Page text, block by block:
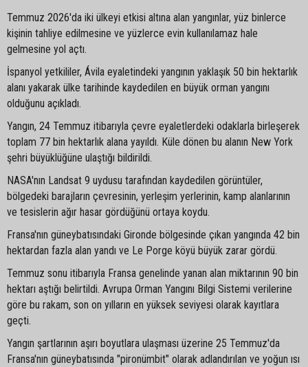
Temmuz 2026'da iki ülkeyi etkisi altına alan yangınlar, yüz binlerce
kişinin tahliye edilmesine ve yüzlerce evin kullanılamaz hale
gelmesine yol açtı.
İspanyol yetkililer, Ávila eyaletindeki yangının yaklaşık 50 bin hektarlık
alanı yakarak ülke tarihinde kaydedilen en büyük orman yangını
olduğunu açıkladı.
Yangın, 24 Temmuz itibarıyla çevre eyaletlerdeki odaklarla birleşerek
toplam 77 bin hektarlık alana yayıldı. Küle dönen bu alanın New York
şehri büyüklüğüne ulaştığı bildirildi.
NASA'nın Landsat 9 uydusu tarafından kaydedilen görüntüler,
bölgedeki barajların çevresinin, yerleşim yerlerinin, kamp alanlarının
ve tesislerin ağır hasar gördüğünü ortaya koydu.
Fransa'nın güneybatısındaki Gironde bölgesinde çıkan yangında 42 bin
hektardan fazla alan yandı ve Le Porge köyü büyük zarar gördü.
Temmuz sonu itibarıyla Fransa genelinde yanan alan miktarının 90 bin
hektarı aştığı belirtildi. Avrupa Orman Yangını Bilgi Sistemi verilerine
göre bu rakam, son on yılların en yüksek seviyesi olarak kayıtlara
geçti.
Yangın şartlarının aşırı boyutlara ulaşması üzerine 25 Temmuz'da
Fransa'nın güneybatısında "pironümbit" olarak adlandırılan ve yoğun ısı